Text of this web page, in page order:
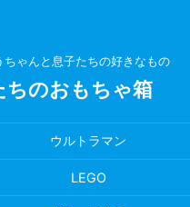
ゃんと息子たちの好きなもの
ちのおもちゃ箱
ウルトラマン
LEGO